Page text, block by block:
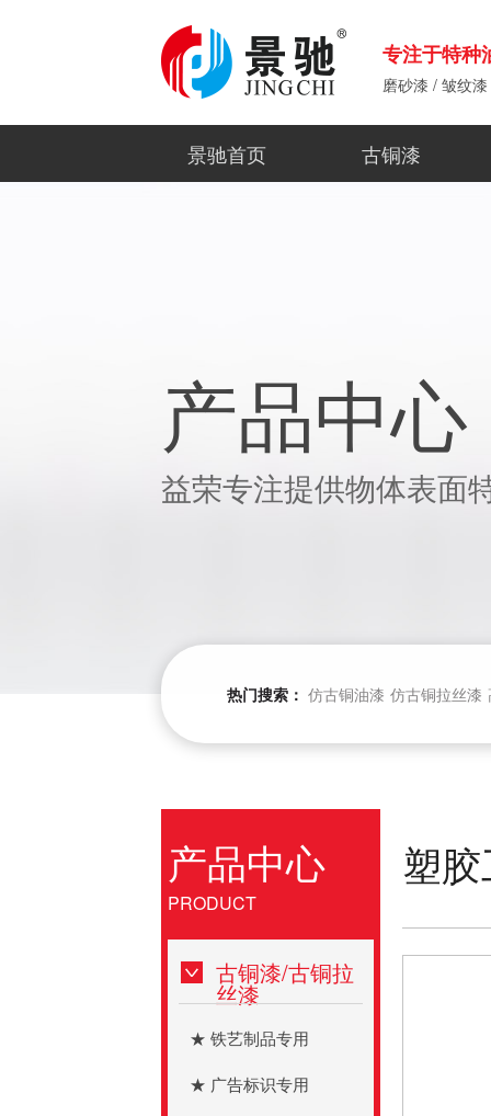
专注于特种
磨砂漆 / 皱纹
景驰首页 古铜漆
产品中心
益荣专注提供物体表面
热门搜索： 仿古铜油漆 仿古铜拉丝漆
产品中心
PRODUCT
古铜漆/古铜拉
丝漆
★ 铁艺制品专用
★ 广告标识专用
塑